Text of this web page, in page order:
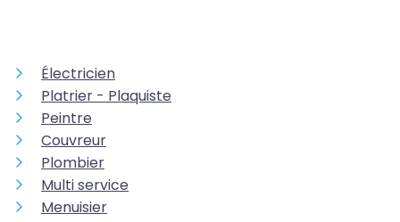
Électricien
Platrier - Plaquiste
Peintre
Couvreur
Plombier
Multi service
Menuisier